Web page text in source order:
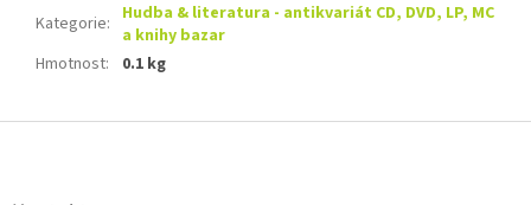
Kategorie: Hudba & literatura - antikvariát CD, DVD, LP, MC
a knihy bazar
Hmotnost: 0.1 kg